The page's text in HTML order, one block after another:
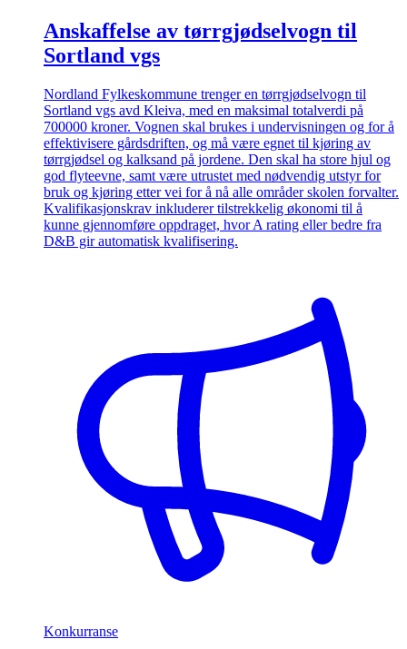
Anskaffelse av tørrgjødselvogn til
Sortland vgs
Nordland Fylkeskommune trenger en tørrgjødselvogn til
Sortland vgs avd Kleiva, med en maksimal totalverdi på
700000 kroner. Vognen skal brukes i undervisningen og for å
effektivisere gårdsdriften, og må være egnet til kjøring av
tørrgjødsel og kalksand på jordene. Den skal ha store hjul og
god flyteevne, samt være utrustet med nødvendig utstyr for
bruk og kjøring etter vei for å nå alle områder skolen forvalter.
Kvalifikasjonskrav inkluderer tilstrekkelig økonomi til å
kunne gjennomføre oppdraget, hvor A rating eller bedre fra
D&B gir automatisk kvalifisering.
Konkurranse